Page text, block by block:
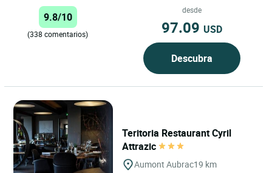
9.8/10
(338 comentarios)
desde
97.09 USD
Descubra
Teritoria Restaurant Cyril
Attrazic
Aumont Aubrac19 km